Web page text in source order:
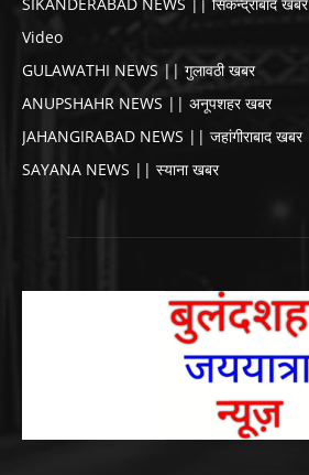
Video
GULAWATHI NEWS || गुलावठी खबर
ANUPSHAHR NEWS || अनूपशहर खबर
JAHANGIRABAD NEWS || जहांगीराबाद खबर
SAYANA NEWS || स्याना खबर